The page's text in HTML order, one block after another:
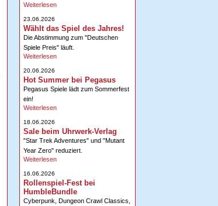
Weiterlesen
23.06.2026
Wählt das Spiel des Jahres!
Die Abstimmung zum "Deutschen
Spiele Preis" läuft.
Weiterlesen
20.06.2026
Hot Summer bei Pegasus
Pegasus Spiele lädt zum Sommerfest
ein!
Weiterlesen
18.06.2026
Sale beim Uhrwerk-Verlag
"Star Trek Adventures" und "Mutant
Year Zero" reduziert.
Weiterlesen
16.06.2026
Rollenspiel-Fest bei
HumbleBundle
Cyberpunk, Dungeon Crawl Classics,